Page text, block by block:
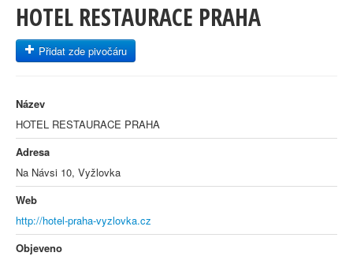
HOTEL RESTAURACE PRAHA
Přidat zde pivočáru
Název
HOTEL RESTAURACE PRAHA
Adresa
Na Návsi 10, Vyžlovka
Web
http://hotel-praha-vyzlovka.cz
Objeveno